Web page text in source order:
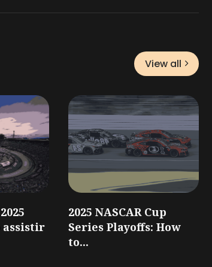
View all
assistir
2025 NASCAR Cup
Series Playoffs: How
to...